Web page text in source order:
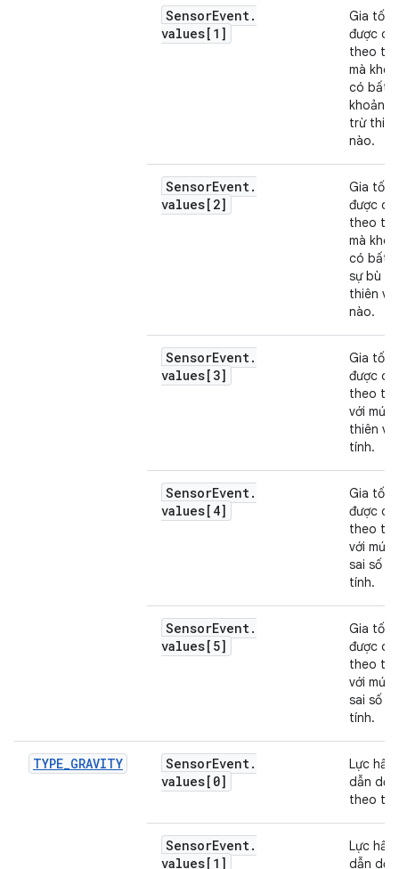
SensorEvent.
values[1]
Gia tốc
được
theo
mà
có bất
khoản
trừ
nào.
SensorEvent.
values[2]
Gia tốc
được
theo
mà
có bất
sự bù
thiên vị
nào.
SensorEvent.
values[3]
Gia tốc
được
theo
với mức
thiên vị
tính.
SensorEvent.
values[4]
Gia tốc
được
theo
với mức
sai số
tính.
SensorEvent.
values[5]
Gia tốc
được
theo
với mức
sai số
tính.
TYPE_GRAVITY SensorEvent.
values[0]
Lực hấp
dẫn dọc
theo
SensorEvent.
values[1]
Lực hấp
dẫn dọc